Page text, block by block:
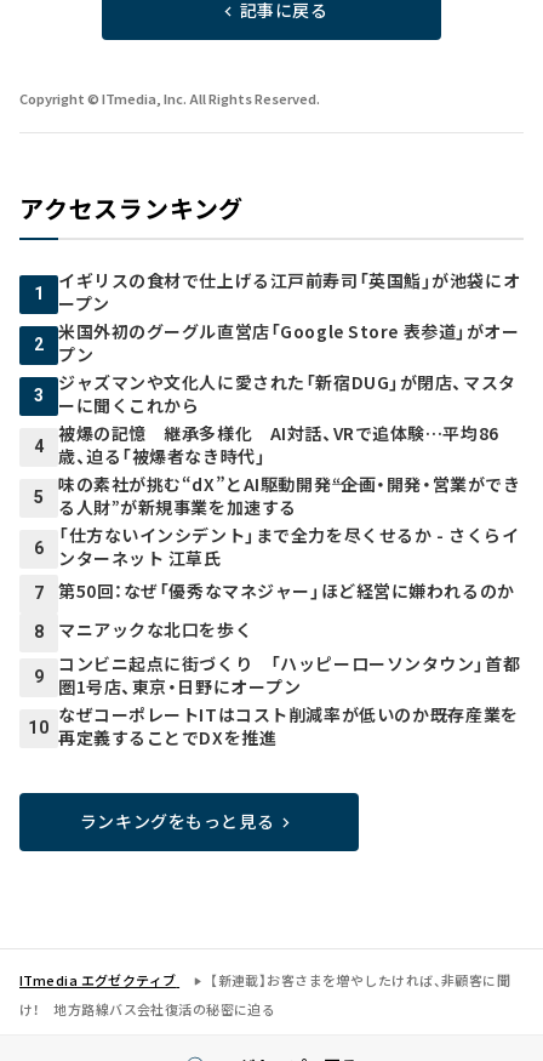
記事に戻る
Copyright © ITmedia, Inc. All Rights Reserved.
アクセスランキング
1
イギリスの食材で仕上げる江戸前寿司「英国鮨」が池袋にオ
ープン
2
米国外初のグーグル直営店「Google Store 表参道」がオー
プン
3
ジャズマンや文化人に愛された「新宿DUG」が閉店、マスタ
ーに聞くこれから
4
被爆の記憶 継承多様化 AI対話、VRで追体験…平均86
歳、迫る「被爆者なき時代」
5
味の素社が挑む“dX”とAI駆動開発――“企画・開発・営業ができ
る人財”が新規事業を加速する
6
「仕方ないインシデント」まで全力を尽くせるか - さくらイ
ンターネット 江草氏
7 第50回：なぜ「優秀なマネジャー」ほど経営に嫌われるのか
8 マニアックな北口を歩く
9
コンビニ起点に街づくり 「ハッピーローソンタウン」首都
圏1号店、東京・日野にオープン
10
なぜコーポレートITはコスト削減率が低いのか――既存産業を
再定義することでDXを推進
ランキングをもっと見る
ITmedia エグゼクティブ
【新連載】お客さまを増やしたければ、非顧客に聞
け！ 地方路線バス会社復活の秘密に迫る